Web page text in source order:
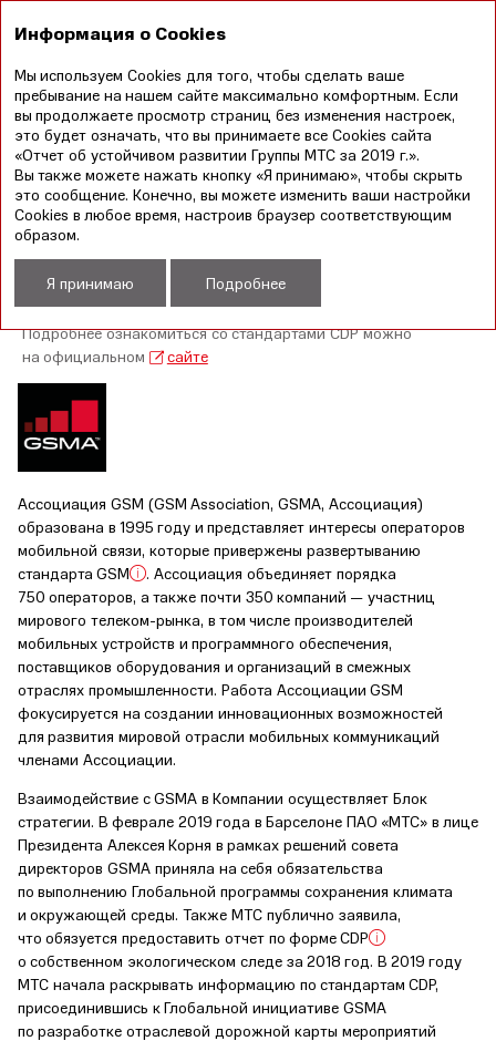
Годовой отчет
2019
Отчет в области устойчивого
развития 2019
УЧАСТИЕ В РАБОТЕ ОБЩЕСТВЕННЫХ
ОРГАНИЗАЦИЙ
АССОЦИАЦИЯ GSM
Подробнее ознакомиться со стандартами CDP можно
на официальном
сайте
Ассоциация GSM (GSM Association, GSMA, Ассоциация)
образована в 1995 году и представляет интересы операторов
мобильной связи, которые привержены развертыванию
стандарта GSM
. Ассоциация объединяет порядка
750 операторов, а также почти 350 компаний — участниц
мирового телеком-рынка, в том числе производителей
мобильных устройств и программного обеспечения,
поставщиков оборудования и организаций в смежных
отраслях промышленности. Работа Ассоциации GSM
фокусируется на создании инновационных возможностей
для развития мировой отрасли мобильных коммуникаций
членами Ассоциации.
Взаимодействие с GSMA в Компании осуществляет Блок
стратегии. В феврале 2019 года в Барселоне ПАО «МТС» в лице
Президента Алексея Корня в рамках решений совета
директоров GSMA приняла на себя обязательства
по выполнению Глобальной программы сохранения климата
и окружающей среды. Также МТС публично заявила,
что обязуется предоставить отчет по форме CDP
о собственном экологическом следе за 2018 год. В 2019 году
МТС начала раскрывать информацию по стандартам CDP,
присоединившись к Глобальной инициативе GSMA
по разработке отраслевой дорожной карты мероприятий
Информация о Cookies
Мы используем Cookies для того, чтобы сделать ваше
пребывание на нашем сайте максимально комфортным. Если
вы продолжаете просмотр страниц без изменения настроек,
это будет означать, что вы принимаете все Cookies сайта
«Отчет об устойчивом развитии Группы МТС за 2019 г.».
Вы также можете нажать кнопку «Я принимаю», чтобы скрыть
это сообщение. Конечно, вы можете изменить ваши настройки
Cookies в любое время, настроив браузер соответствующим
образом.
Я принимаю Подробнее